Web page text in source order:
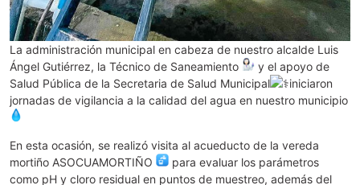
La administración municipal en cabeza de nuestro alcalde Luis
Ángel Gutiérrez, la Técnico de Saneamiento
y el apoyo de
Salud Pública de la Secretaria de Salud Municipal
iniciaron
jornadas de vigilancia a la calidad del agua en nuestro municipio
En esta ocasión, se realizó visita al acueducto de la vereda
mortiño ASOCUAMORTIÑO
para evaluar los parámetros
como pH y cloro residual en puntos de muestreo, además del